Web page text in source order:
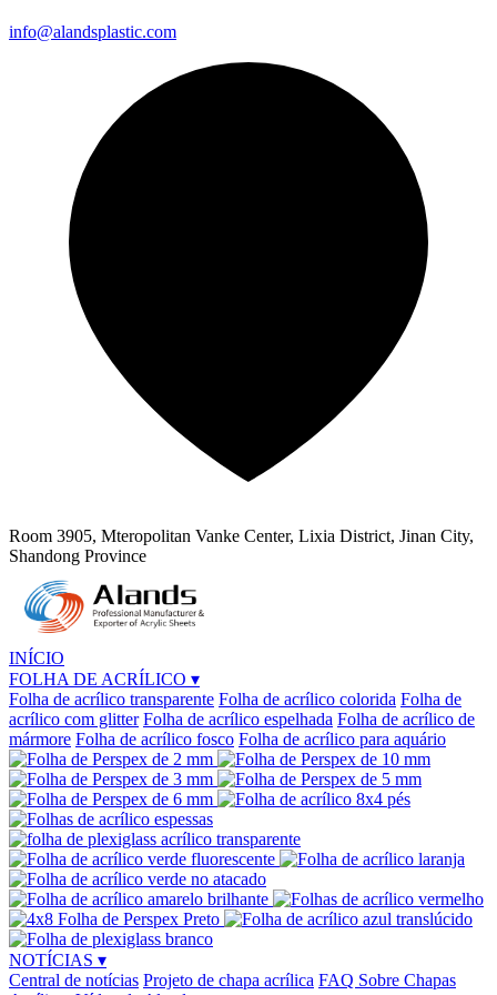
info@alandsplastic.com
Room 3905, Mteropolitan Vanke Center, Lixia District, Jinan City,
Shandong Province
INÍCIO
FOLHA DE ACRÍLICO ▾
Folha de acrílico transparente Folha de acrílico colorida Folha de
acrílico com glitter Folha de acrílico espelhada Folha de acrílico de
mármore Folha de acrílico fosco Folha de acrílico para aquário
NOTÍCIAS ▾
Central de notícias Projeto de chapa acrílica FAQ Sobre Chapas